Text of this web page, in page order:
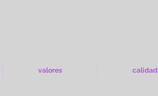
valores calidad